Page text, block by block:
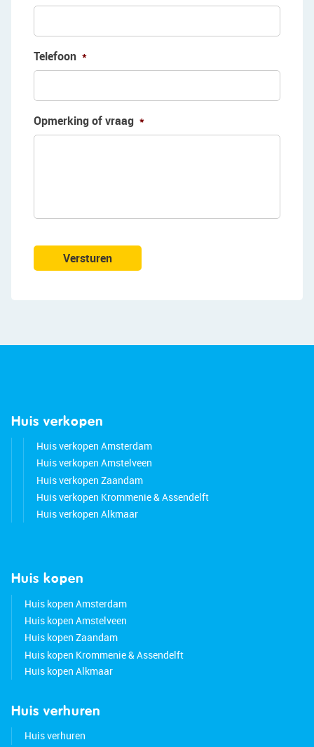
Telefoon *
Opmerking of vraag *
Versturen
Huis verkopen
Huis verkopen Amsterdam
Huis verkopen Amstelveen
Huis verkopen Zaandam
Huis verkopen Krommenie & Assendelft
Huis verkopen Alkmaar
Huis kopen
Huis kopen Amsterdam
Huis kopen Amstelveen
Huis kopen Zaandam
Huis kopen Krommenie & Assendelft
Huis kopen Alkmaar
Huis verhuren
Huis verhuren